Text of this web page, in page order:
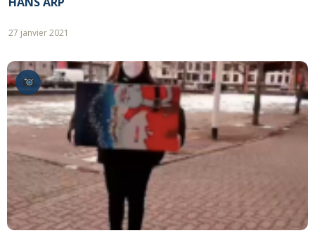
27 janvier 2021